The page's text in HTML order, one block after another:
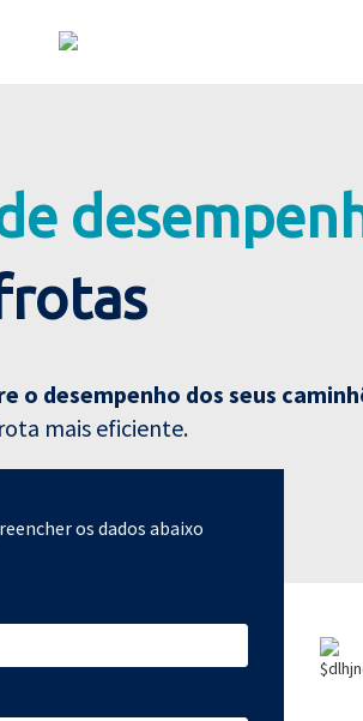
o desempenho dos seus
mais eficiente.
os dados abaixo